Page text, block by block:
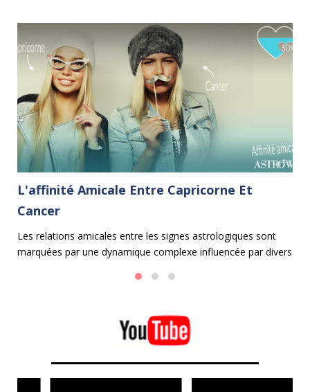
L'affinité Amicale Entre Capricorne Et
Cancer
Les relations amicales entre les signes astrologiques sont
marquées par une dynamique complexe influencée par divers
entre le Capricorne et le Cancer, avec un pourcentage
moyennement bien et que leur entente a des limites.